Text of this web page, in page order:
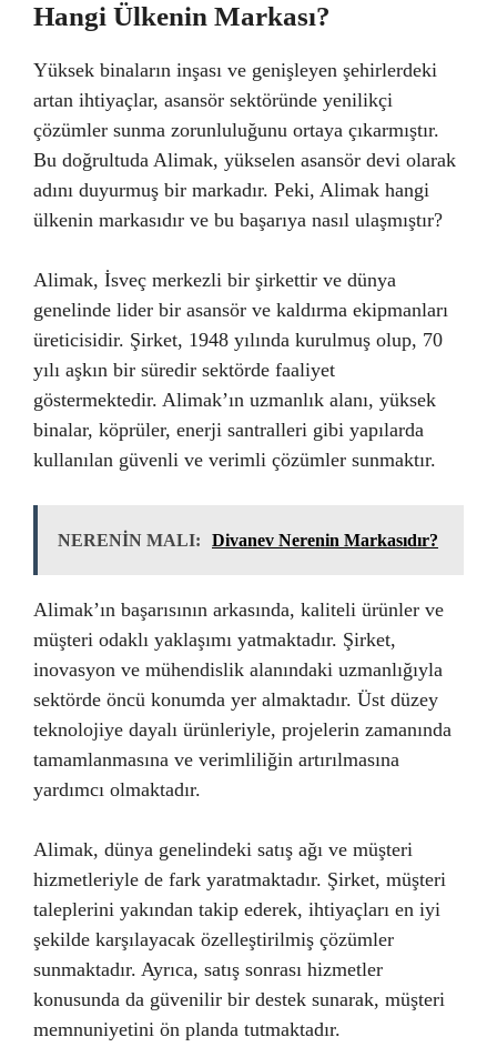
Hangi Ülkenin Markası?
Yüksek binaların inşası ve genişleyen şehirlerdeki
artan ihtiyaçlar, asansör sektöründe yenilikçi
çözümler sunma zorunluluğunu ortaya çıkarmıştır.
Bu doğrultuda Alimak, yükselen asansör devi olarak
adını duyurmuş bir markadır. Peki, Alimak hangi
ülkenin markasıdır ve bu başarıya nasıl ulaşmıştır?
Alimak, İsveç merkezli bir şirkettir ve dünya
genelinde lider bir asansör ve kaldırma ekipmanları
üreticisidir. Şirket, 1948 yılında kurulmuş olup, 70
yılı aşkın bir süredir sektörde faaliyet
göstermektedir. Alimak’ın uzmanlık alanı, yüksek
binalar, köprüler, enerji santralleri gibi yapılarda
kullanılan güvenli ve verimli çözümler sunmaktır.
NERENİN MALI: Divanev Nerenin Markasıdır?
Alimak’ın başarısının arkasında, kaliteli ürünler ve
müşteri odaklı yaklaşımı yatmaktadır. Şirket,
inovasyon ve mühendislik alanındaki uzmanlığıyla
sektörde öncü konumda yer almaktadır. Üst düzey
teknolojiye dayalı ürünleriyle, projelerin zamanında
tamamlanmasına ve verimliliğin artırılmasına
yardımcı olmaktadır.
Alimak, dünya genelindeki satış ağı ve müşteri
hizmetleriyle de fark yaratmaktadır. Şirket, müşteri
taleplerini yakından takip ederek, ihtiyaçları en iyi
şekilde karşılayacak özelleştirilmiş çözümler
sunmaktadır. Ayrıca, satış sonrası hizmetler
konusunda da güvenilir bir destek sunarak, müşteri
memnuniyetini ön planda tutmaktadır.